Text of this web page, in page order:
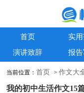
首页 实
演讲致辞
报
当前位置：首页 >作文大
我的初中生活作文15